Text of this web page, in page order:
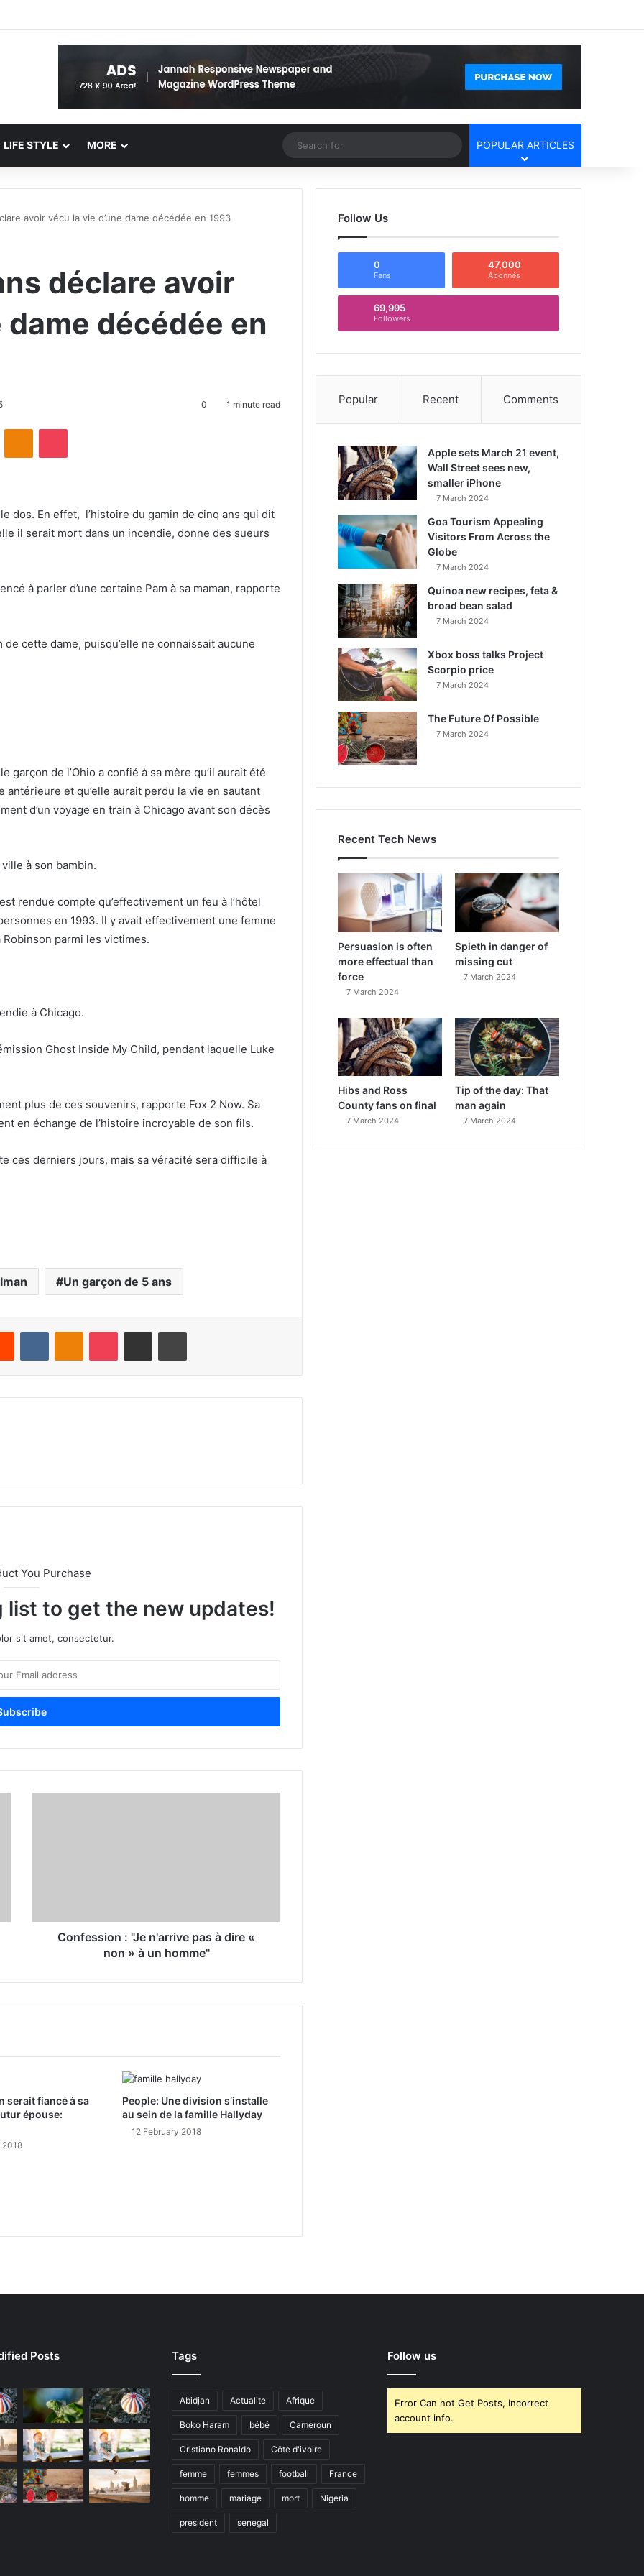
LIFE STYLE MORE Random Article
Search
for
POPULAR ARTICLES
avoir vécu la vie d’une dame décédée en 1993
déclare avoir
dame décédée en
0 1 minute read
dos. En effet, l’histoire du gamin de cinq ans qui dit
il serait mort dans un incendie, donne des sueurs
à parler d’une certaine Pam à sa maman, rapporte
cette dame, puisqu’elle ne connaissait aucune
garçon de l’Ohio a confié à sa mère qu’il aurait été
et qu’elle aurait perdu la vie en sautant
d’un voyage en train à Chicago avant son décès
à son bambin.
rendue compte qu’effectivement un feu à l’hôtel
en 1993. Il y avait effectivement une femme
Robinson parmi les victimes.
à Chicago.
Ghost Inside My Child, pendant laquelle Luke
plus de ces souvenirs, rapporte Fox 2 Now. Sa
en échange de l’histoire incroyable de son fils.
ces derniers jours, mais sa véracité sera difficile à
Un garçon de 5 ans
You Purchase
list to get the new updates!
sit amet, consectetur.
Confession : "Je n'arrive pas à dire «
non » à un homme"
serait fiancé à sa
épouse:
2018
People: Une division s’installe
au sein de la famille Hallyday
12 February 2018
Follow Us
0
Fans
47,000
Abonnés
69,995
Followers
Popular Recent Comments
Apple sets March 21 event,
Wall Street sees new,
smaller iPhone
7 March 2024
Goa Tourism Appealing
Visitors From Across the
Globe
7 March 2024
Quinoa new recipes, feta &
broad bean salad
7 March 2024
Xbox boss talks Project
Scorpio price
7 March 2024
The Future Of Possible
7 March 2024
Recent Tech News
Persuasion is often
more effectual than
force
7 March 2024
Spieth in danger of
missing cut
7 March 2024
Hibs and Ross
County fans on final
7 March 2024
Tip of the day: That
man again
7 March 2024
Posts Tags
Abidjan Actualite Afrique
Boko Haram bébé Cameroun
Cristiano Ronaldo Côte d'ivoire
femme femmes football France
homme mariage mort Nigeria
president senegal
Follow us
Error Can not Get Posts, Incorrect
account info.